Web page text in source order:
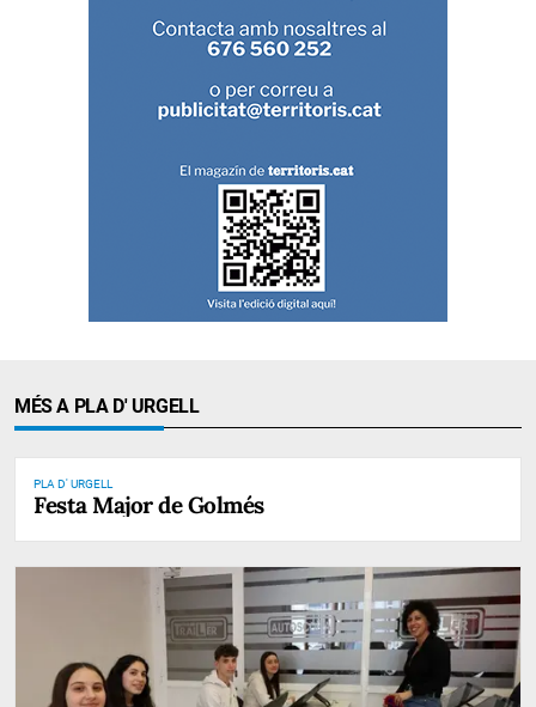
MÉS A PLA D' URGELL
PLA D' URGELL
Festa Major de Golmés